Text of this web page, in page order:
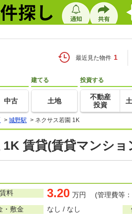
最近見た物件 1
中古
建てる
土地
投資する
不動産
投資
> 城野駅 > ネクサス若園 1K
賃貸(賃貸マンショ
賃料 3.20 万円 (管理費等：
・敷金
なし / なし